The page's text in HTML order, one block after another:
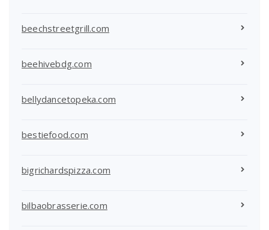
beechstreetgrill.com
beehivebdg.com
bellydancetopeka.com
bestiefood.com
bigrichardspizza.com
bilbaobrasserie.com